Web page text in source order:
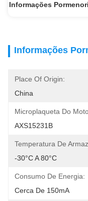
Informações
Informações
Place Of Origin:
China
Microplaqueta Do
AXS15231B
Temperatura De
-30°C A 80°C
Consumo De Energia:
Cerca De 150mA